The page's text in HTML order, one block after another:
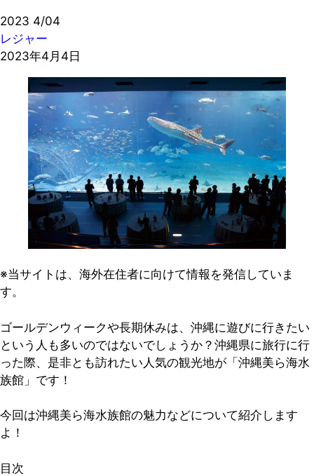
2023 4/04
レジャー
2023年4月4日
※当サイトは、海外在住者に向けて情報を発信していま
す。
ゴールデンウィークや長期休みは、沖縄に遊びに行きたい
という人も多いのではないでしょうか？沖縄県に旅行に行
った際、是非とも訪れたい人気の観光地が「沖縄美ら海水
族館」です！
今回は沖縄美ら海水族館の魅力などについて紹介します
よ！
目次